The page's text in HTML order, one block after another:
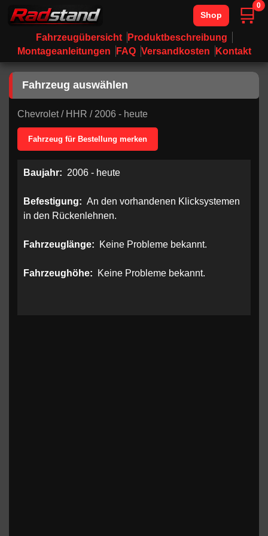
Fahrzeugübersicht
Produktbeschreibung
Montageanleitungen
FAQ Versandkosten Kontakt
Shop 🛒0
Fahrzeug auswählen
Chevrolet/ HHR / 2006 - heute
Fahrzeug für Bestellung merken
Baujahr: 2006 - heute
Befestigung: An den vorhandenen Klicksystemen
in den Rückenlehnen.
Fahrzeuglänge: Keine Probleme bekannt.
Fahrzeughöhe: Keine Probleme bekannt.